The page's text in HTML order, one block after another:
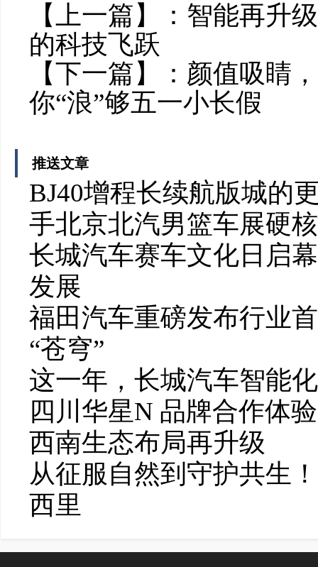
【上一篇】： 智能再升
的科技飞跃
【下一篇】： 颜值吸睛
你“浪”够五一小长假
推送文章
BJ40增程长续航版城的
手北京北汽男篮车展硬
长城汽车赛车文化日启
发展
福田汽车重磅发布行业
“苍穹”
这一年，长城汽车智能
四川华星N 品牌合作体
西南生态布局再升级
从征服自然到守护共生
西里